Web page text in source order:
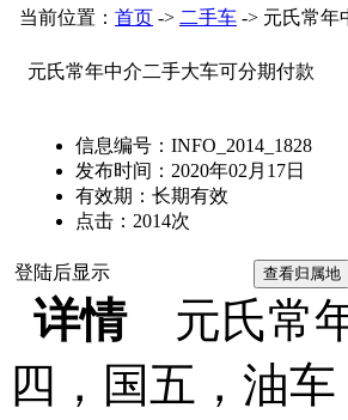
当前位置： 首页 -> 二手车 -> 元氏常年
元氏常年中介二手大车可分期付款
信息编号： INFO_2014_1828
发布时间： 2020年02月17日
有效期： 长期有效
点击： 2014次
登陆后显示
详情
元氏常
四，国五，油